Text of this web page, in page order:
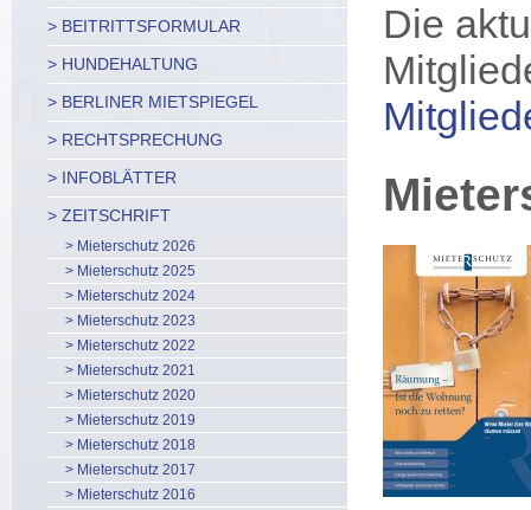
> BEITRITTSFORMULAR
> HUNDEHALTUNG
> BERLINER MIETSPIEGEL
> RECHTSPRECHUNG
> INFOBLÄTTER
> ZEITSCHRIFT
> Mieterschutz 2026
> Mieterschutz 2025
> Mieterschutz 2024
> Mieterschutz 2023
> Mieterschutz 2022
> Mieterschutz 2021
> Mieterschutz 2020
> Mieterschutz 2019
> Mieterschutz 2018
> Mieterschutz 2017
> Mieterschutz 2016
Die